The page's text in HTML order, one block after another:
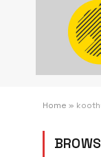
Home »